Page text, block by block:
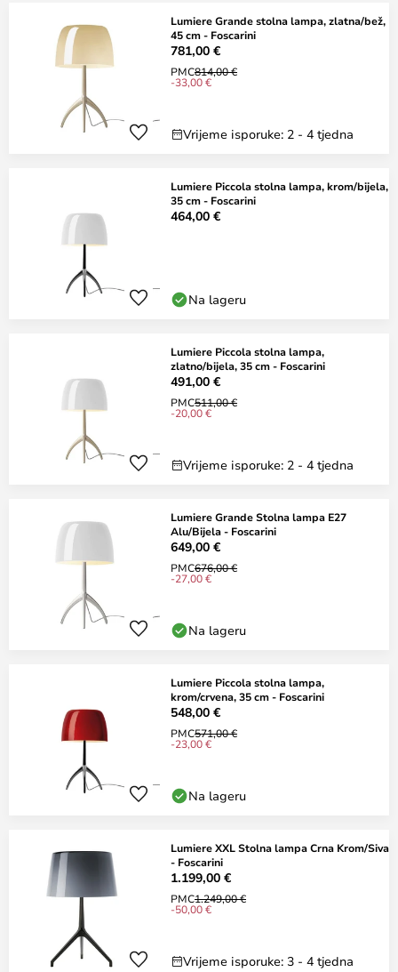
Lumiere Grande stolna lampa, zlatna/bež,
45 cm - Foscarini
781,00 €
PMC814,00 €
-33,00 €
Vrijeme isporuke: 2 - 4 tjedna
Lumiere Piccola stolna lampa, krom/bijela,
35 cm - Foscarini
464,00 €
Na lageru
Lumiere Piccola stolna lampa,
zlatno/bijela, 35 cm - Foscarini
491,00 €
PMC511,00 €
-20,00 €
Vrijeme isporuke: 2 - 4 tjedna
Lumiere Grande Stolna lampa E27
Alu/Bijela - Foscarini
649,00 €
PMC676,00 €
-27,00 €
Na lageru
Lumiere Piccola stolna lampa,
krom/crvena, 35 cm - Foscarini
548,00 €
PMC571,00 €
-23,00 €
Na lageru
Lumiere XXL Stolna lampa Crna Krom/Siva
- Foscarini
1.199,00 €
PMC1.249,00 €
-50,00 €
Vrijeme isporuke: 3 - 4 tjedna